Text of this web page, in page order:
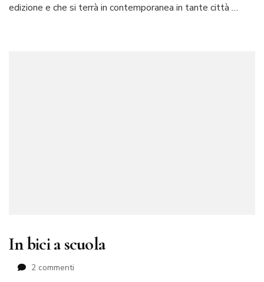
edizione e che si terrà in contemporanea in tante città …
In bici a scuola
2 commenti